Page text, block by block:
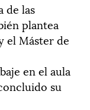
de las
plantea
el Máster de
en el aula
su